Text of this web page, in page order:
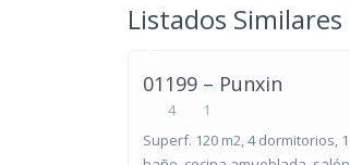
Listados Similares
01199 – Punxin
4
1
Superf. 120 m2, 4 dormitorios, 1